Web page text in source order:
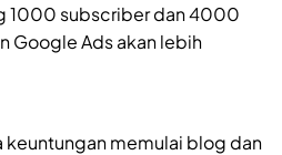
1000 subscriber dan 4000
Google Ads akan lebih
keuntungan memulai blog dan